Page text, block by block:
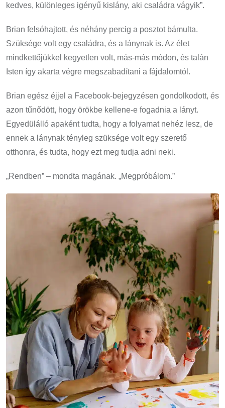
kedves, különleges igényű kislány, aki családra vágyik”.
Brian felsóhajtott, és néhány percig a posztot bámulta.
Szüksége volt egy családra, és a lánynak is. Az élet
mindkettőjükkel kegyetlen volt, más-más módon, és talán
Isten így akarta végre megszabadítani a fájdalomtól.
Brian egész éjjel a Facebook-bejegyzésen gondolkodott, és
azon tűnődött, hogy örökbe kellene-e fogadnia a lányt.
Egyedülálló apaként tudta, hogy a folyamat nehéz lesz, de
ennek a lánynak tényleg szüksége volt egy szerető
otthonra, és tudta, hogy ezt meg tudja adni neki.
„Rendben” – mondta magának. „Megpróbálom.”